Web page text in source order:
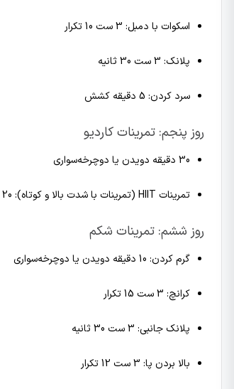
اسکوات با دمبل: 3 ست 10 تکرار
پلانک: 3 ست 30 ثانیه
سرد کردن: 5 دقیقه کشش
روز پنجم: تمرینات کاردیو
30 دقیقه دویدن یا دوچرخه‌سواری
تمرینات HIIT (تمرینات با شدت بالا و کوتاه): 20 دقیقه
روز ششم: تمرینات شکم
گرم کردن: 10 دقیقه دویدن یا دوچرخه‌سواری
کرانچ: 3 ست 15 تکرار
پلانک جانبی: 3 ست 30 ثانیه
بالا بردن پا: 3 ست 12 تکرار